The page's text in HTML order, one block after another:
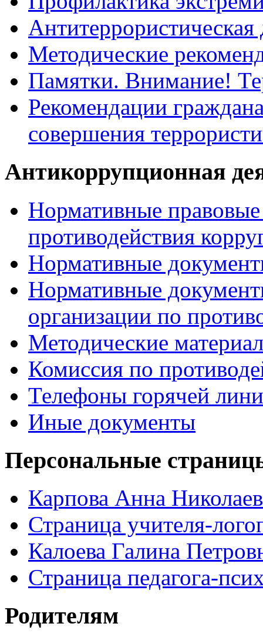
Антитеррористическая
Методические
Памятки. Внимание!
Рекомендации
совершения
Антикоррупционная
Нормативные
противодействия
Нормативные
Нормативные
организации по
Методические
Комиссия по
Телефоны горячей
Иные документы
Персональные
Карпова Анна
Страница учителя-
Калоева Галина
Страница педагога-
Родителям